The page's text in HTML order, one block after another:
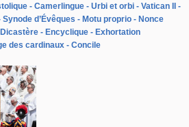
Camerlingue Urbi et orbi
Vatican II
Synode d’Évêques Motu proprio
Nonce
Dicastère Encyclique
Exhortation
des cardinaux Concile